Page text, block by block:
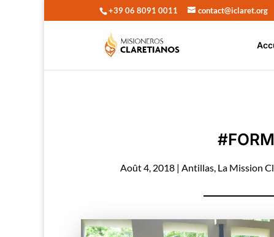
+39 06 8091 0011 contact@iclaret.org
Août 4, 2018 |Antillas, La Mission